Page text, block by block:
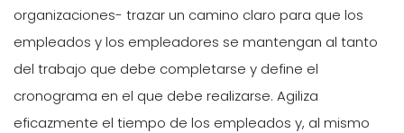
organizaciones- trazar un camino claro para que los
empleados y los empleadores se mantengan al tanto
del trabajo que debe completarse y define el
cronograma en el que debe realizarse. Agiliza
eficazmente el tiempo de los empleados y, al mismo